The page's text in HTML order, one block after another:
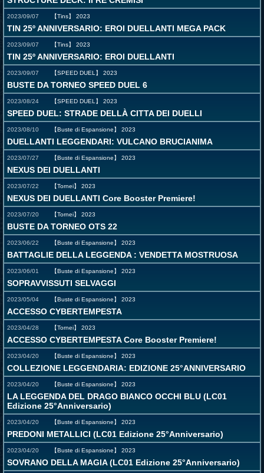
2023/09/07 【Tins】 2023
TIN 25º ANNIVERSARIO: EROI DUELLANTI MEGA PACK
2023/09/07 【Tins】 2023
TIN 25º ANNIVERSARIO: EROI DUELLANTI
2023/09/07 【SPEED DUEL】 2023
BUSTE DA TORNEO SPEED DUEL 6
2023/08/24 【SPEED DUEL】 2023
SPEED DUEL: STRADE DELLÀ CITTA DEI DUELLI
2023/08/10 【Buste di Espansione】 2023
DUELLANTI LEGGENDARI: VULCANO BRUCIANIMA
2023/07/27 【Buste di Espansione】 2023
NEXUS DEI DUELLANTI
2023/07/22 【Tornei】 2023
NEXUS DEI DUELLANTI Core Booster Premiere!
2023/07/20 【Tornei】 2023
BUSTE DA TORNEO OTS 22
2023/06/22 【Buste di Espansione】 2023
BATTAGLIE DELLA LEGGENDA : VENDETTA MOSTRUOSA
2023/06/01 【Buste di Espansione】 2023
SOPRAVVISSUTI SELVAGGI
2023/05/04 【Buste di Espansione】 2023
ACCESSO CYBERTEMPESTA
2023/04/28 【Tornei】 2023
ACCESSO CYBERTEMPESTA Core Booster Premiere!
2023/04/20 【Buste di Espansione】 2023
COLLEZIONE LEGGENDARIA: EDIZIONE 25°ANNIVERSARIO
2023/04/20 【Buste di Espansione】 2023
LA LEGGENDA DEL DRAGO BIANCO OCCHI BLU (LC01
Edizione 25°Anniversario)
2023/04/20 【Buste di Espansione】 2023
PREDONI METALLICI (LC01 Edizione 25°Anniversario)
2023/04/20 【Buste di Espansione】 2023
SOVRANO DELLA MAGIA (LC01 Edizione 25°Anniversario)